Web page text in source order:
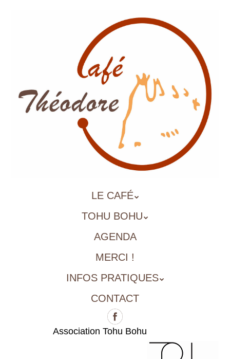
LE CAFÉ
TOHU BOHU
AGENDA
MERCI !
INFOS PRATIQUES
CONTACT
Association Tohu Bohu